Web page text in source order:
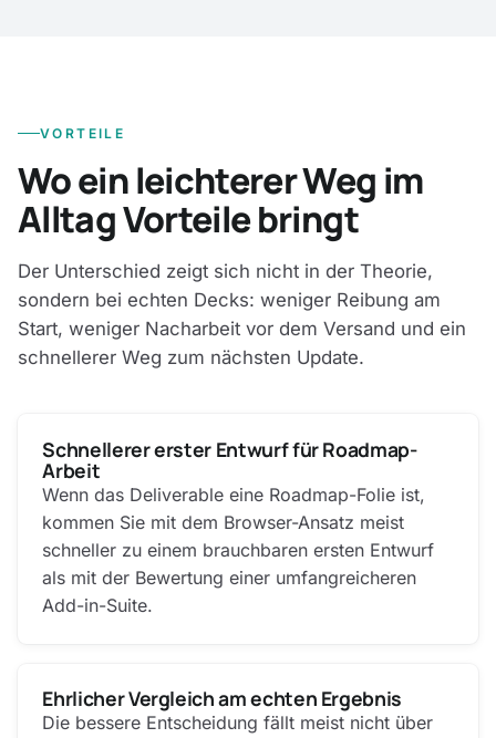
VORTEILE
Wo ein leichterer Weg im
Alltag Vorteile bringt
Der Unterschied zeigt sich nicht in der Theorie,
sondern bei echten Decks: weniger Reibung am
Start, weniger Nacharbeit vor dem Versand und ein
schnellerer Weg zum nächsten Update.
Schnellerer erster Entwurf für Roadmap-
Arbeit
Wenn das Deliverable eine Roadmap-Folie ist,
kommen Sie mit dem Browser-Ansatz meist
schneller zu einem brauchbaren ersten Entwurf
als mit der Bewertung einer umfangreicheren
Add-in-Suite.
Ehrlicher Vergleich am echten Ergebnis
Die bessere Entscheidung fällt meist nicht über